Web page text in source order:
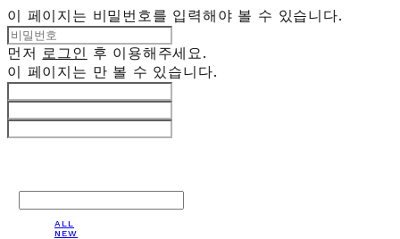
이 페이지는 비밀번호를 입력해야 볼 수 있습니다.
먼저 로그인 후 이용해주세요.
이 페이지는 만 볼 수 있습니다.
ALL
NEW